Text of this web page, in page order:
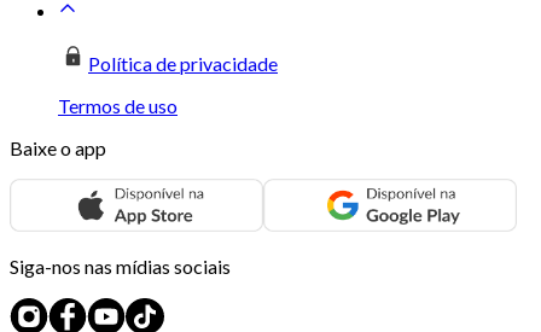
Política de privacidade
Termos de uso
Baixe o app
Siga-nos nas mídias sociais